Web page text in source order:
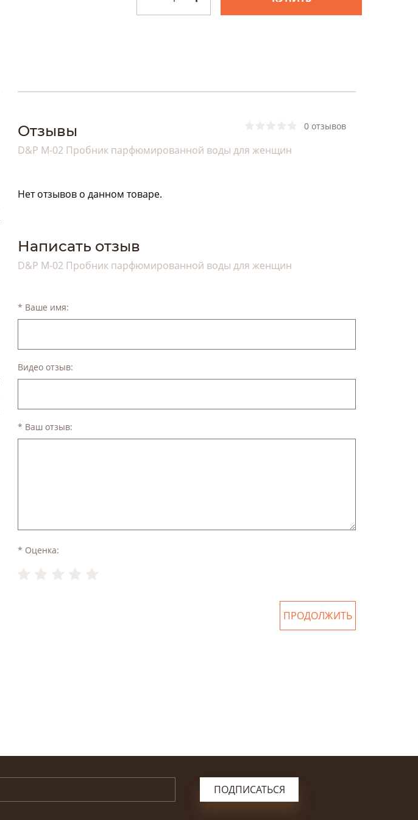
Отзывы
D&P M-02 Пробник парфюмированной воды для женщин
0 отзывов
Нет отзывов о данном товаре.
Написать отзыв
D&P M-02 Пробник парфюмированной воды для женщин
* Ваше имя:
Видео отзыв:
* Ваш отзыв:
* Оценка:
ПРОДОЛЖИТЬ
ПОДПИСАТЬСЯ